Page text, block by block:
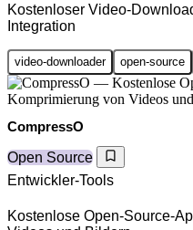
Kostenloser Video-
Integration
video-downloader open-source
CompressO
Open Source
Entwickler-Tools
Kostenlose Open-Source-